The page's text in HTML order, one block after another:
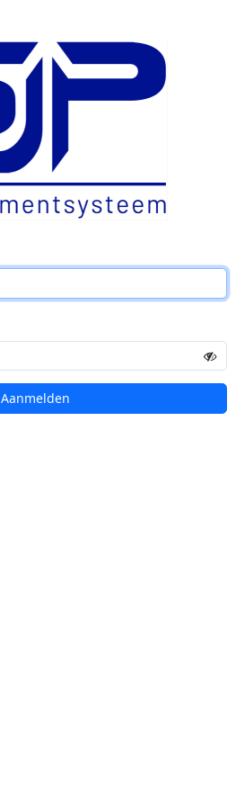
Aanmelden